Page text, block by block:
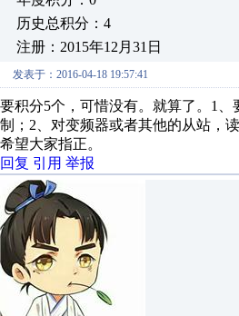
历史总积分：4
注册：2015年12月31日
发表于：2016-04-18 19:57:41
要积分5个，可惜没有。就算了。1、
制；2、对变频器或者其他的从站，
希望大家指正。
回复 引用 举报